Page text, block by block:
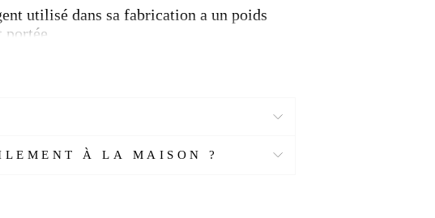
utilisé dans sa fabrication a un poids
de votre engagement et de votre
À LA MAISON ?